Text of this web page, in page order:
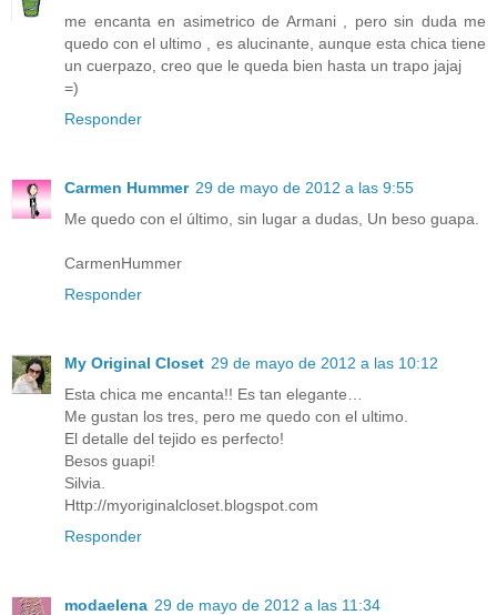
me encanta en asimetrico de Armani , pero sin duda me
quedo con el ultimo , es alucinante, aunque esta chica tiene
un cuerpazo, creo que le queda bien hasta un trapo jajaj
=)
Responder
Carmen Hummer 29 de mayo de 2012 a las 9:55
Me quedo con el último, sin lugar a dudas, Un beso guapa.
CarmenHummer
Responder
My Original Closet 29 de mayo de 2012 a las 10:12
Esta chica me encanta!! Es tan elegante…
Me gustan los tres, pero me quedo con el ultimo.
El detalle del tejido es perfecto!
Besos guapi!
Silvia.
Http://myoriginalcloset.blogspot.com
Responder
modaelena 29 de mayo de 2012 a las 11:34